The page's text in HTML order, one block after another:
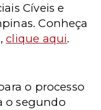
Cíveis e
Conheça
clique aqui.
o processo
o segundo